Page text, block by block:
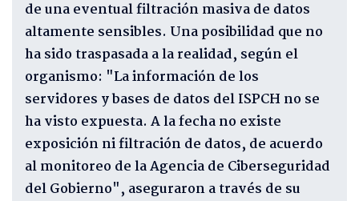
de una eventual filtración masiva de datos
altamente sensibles. Una posibilidad que no
ha sido traspasada a la realidad, según el
organismo: "La información de los
servidores y bases de datos del ISPCH no se
ha visto expuesta. A la fecha no existe
exposición ni filtración de datos, de acuerdo
al monitoreo de la Agencia de Ciberseguridad
del Gobierno", aseguraron a través de su